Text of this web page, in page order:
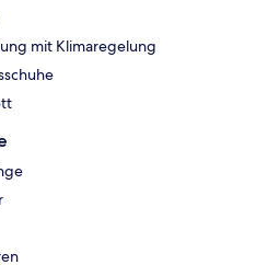
mit Klimaregelung